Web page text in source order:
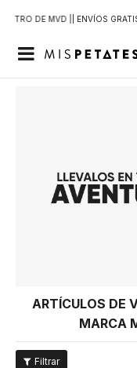
DE MVD | | ENVÍOS

ARTÍCULOS DE
MARCA